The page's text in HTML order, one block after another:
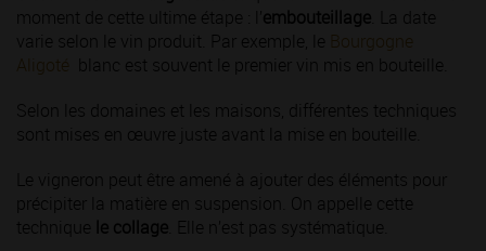
moment de cette ultime étape : l’ embouteillage . La date
varie selon le vin produit. Par exemple, le Bourgogne
Aligoté blanc est souvent le premier vin mis en bouteille.
Selon les domaines et les maisons, différentes techniques
sont mises en œuvre juste avant la mise en bouteille.
Le vigneron peut être amené à ajouter des éléments pour
précipiter la matière en suspension. On appelle cette
technique le collage . Elle n’est pas systématique.